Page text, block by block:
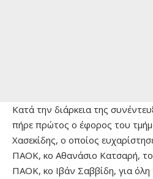
Κατά την διάρκεια της
πήρε πρώτος ο έφορος του
Χασεκίδης, ο οποίος
ΠΑΟΚ, κο Αθανάσιο Κατσαρή,
ΠΑΟΚ, κο Ιβάν Σαββίδη, για όλη